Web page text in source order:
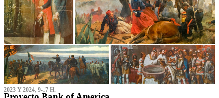
2023 Y 2024, 9-17 H.